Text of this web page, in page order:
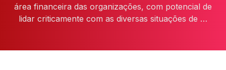
área financeira das organizações, com potencial de
lidar criticamente com as diversas situações de …